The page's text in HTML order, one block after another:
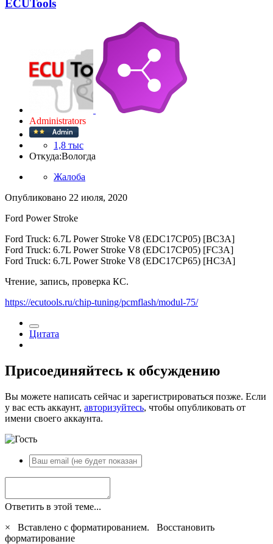
ECUTools
Administrators
1,8 тыс
Откуда:Вологда
Жалоба
Опубликовано 22 июля, 2020
Ford Power Stroke
Ford Truck: 6.7L Power Stroke V8 (EDC17CP05) [BC3A]
Ford Truck: 6.7L Power Stroke V8 (EDC17CP05) [FC3A]
Ford Truck: 6.7L Power Stroke V8 (EDC17CP65) [HC3A]
Чтение, запись, проверка КС.
https://ecutools.ru/chip-tuning/pcmflash/modul-75/
Цитата
Присоединяйтесь к обсуждению
Вы можете написать сейчас и зарегистрироваться позже. Если
у вас есть аккаунт, авторизуйтесь, чтобы опубликовать от
имени своего аккаунта.
Ответить в этой теме...
×
Вставлено с форматированием. Восстановить
форматирование